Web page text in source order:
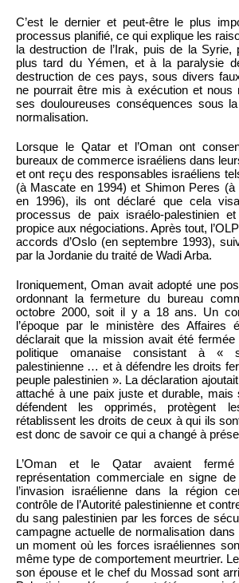
C’est le dernier et peut-être le plus
processus planifié, ce qui explique les
la destruction de l’Irak, puis de la Syrie,
plus tard du Yémen, et à la paralysie
destruction de ces pays, sous divers
ne pourrait être mis à exécution et nous
ses douloureuses conséquences sous
normalisation.
Lorsque le Qatar et l’Oman ont
bureaux de commerce israéliens dans
et ont reçu des responsables israéliens
(à Mascate en 1994) et Shimon Peres
en 1996), ils ont déclaré que cela
processus de paix israélo-palestinien
propice aux négociations. Après tout,
accords d’Oslo (en septembre 1993),
par la Jordanie du traité de Wadi Arba.
Ironiquement, Oman avait adopté une
ordonnant la fermeture du bureau
octobre 2000, soit il y a 18 ans. Un
l’époque par le ministère des Affaires
déclarait que la mission avait été
politique omanaise consistant à «
palestinienne … et à défendre les droits
peuple palestinien ». La déclaration
attaché à une paix juste et durable,
défendent les opprimés, protègent
rétablissent les droits de ceux à qui ils
est donc de savoir ce qui a changé à
L’Oman et le Qatar avaient
représentation commerciale en signe
l’invasion israélienne dans la région
contrôle de l’Autorité palestinienne et
du sang palestinien par les forces de
campagne actuelle de normalisation
un moment où les forces israéliennes
même type de comportement meurtrier.
son épouse et le chef du Mossad sont